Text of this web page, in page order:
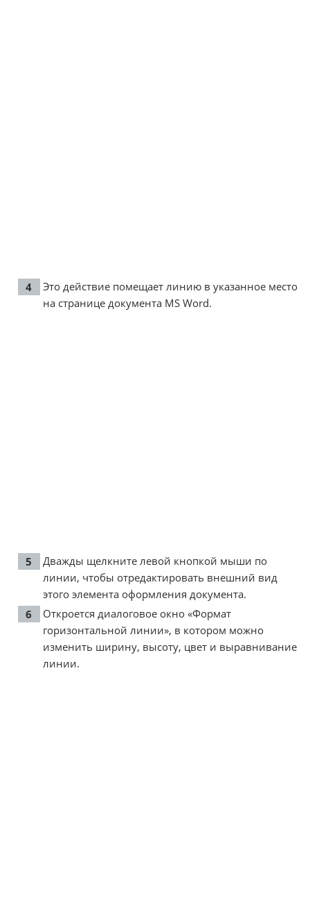
Это действие помещает линию в указанное место
на странице документа MS Word.
Дважды щелкните левой кнопкой мыши по
линии, чтобы отредактировать внешний вид
этого элемента оформления документа.
Откроется диалоговое окно «Формат
горизонтальной линии», в котором можно
изменить ширину, высоту, цвет и выравнивание
линии.